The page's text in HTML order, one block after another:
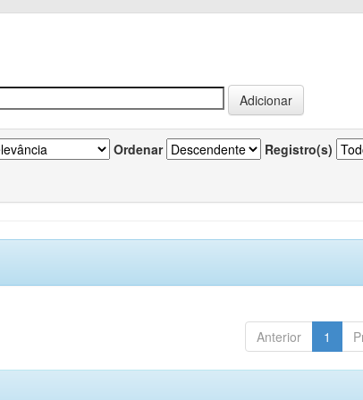
Ordenar Registro(s)
Anterior 1